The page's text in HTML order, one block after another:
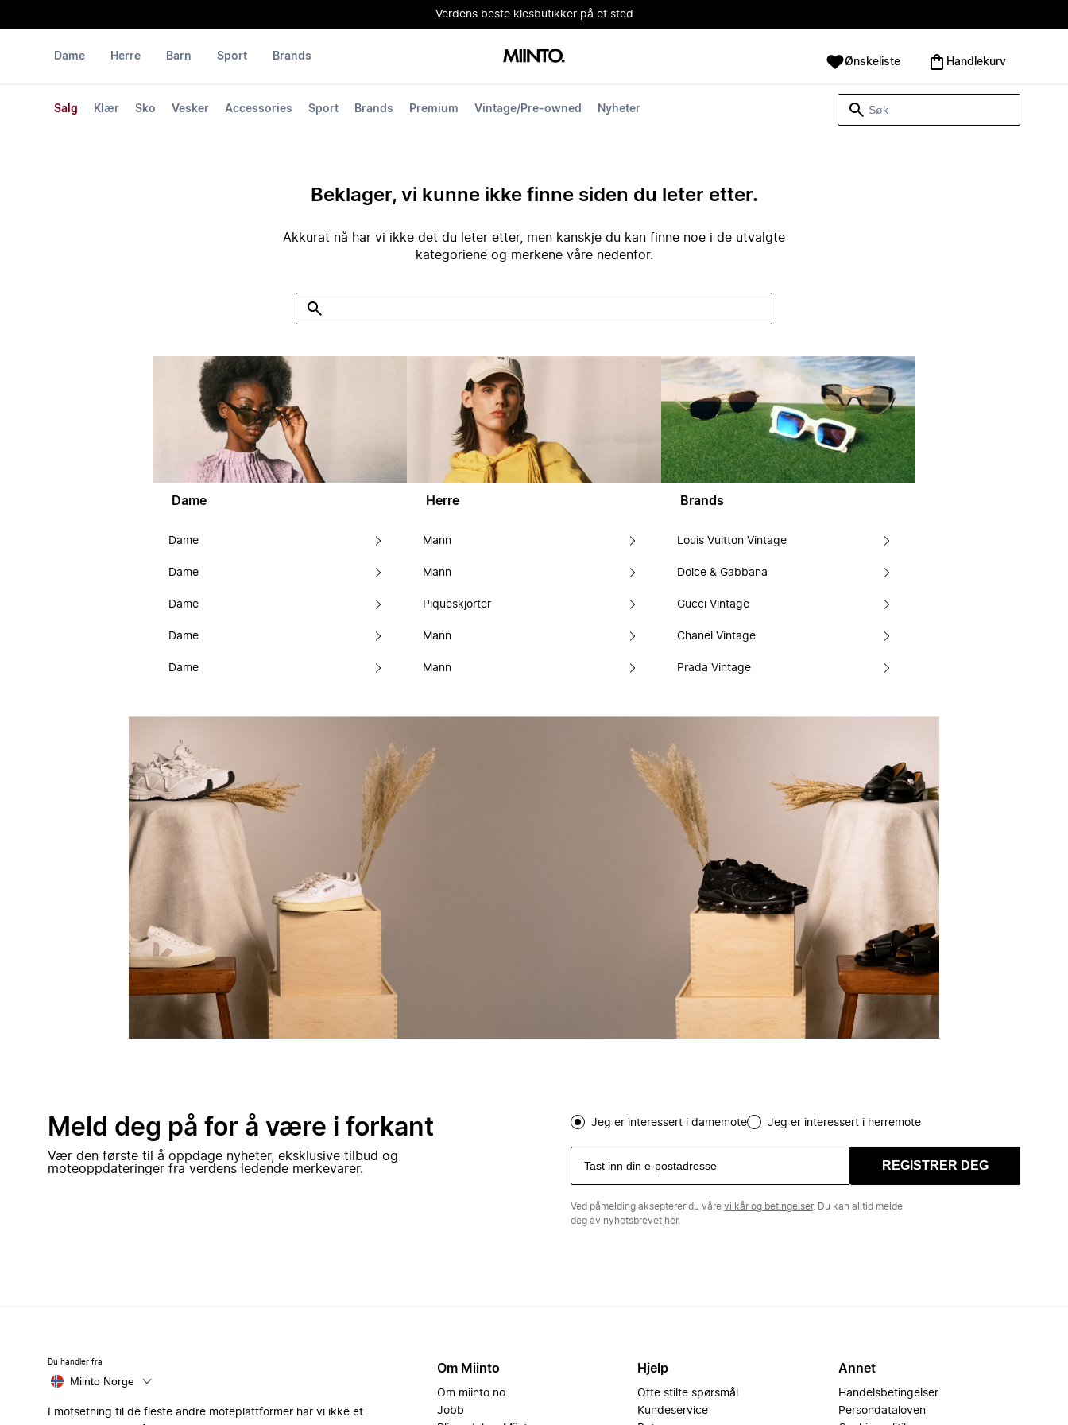
Verdens beste klesbutikker på et sted
Dame
Salg Klær Sko Vesker Accessories Sport Brands Premium Vintage/Pre-owned Nyheter
Herre Barn Sport Brands Ønskeliste Handlekurv
Beklager, vi kunne ikke finne siden du leter etter.
Akkurat nå har vi ikke det du leter etter, men kanskje du kan finne noe i de utvalgte
kategoriene og merkene våre nedenfor.
Dame
Dame
Dame
Dame
Dame
Dame
Herre
Mann
Mann
Piqueskjorter
Mann
Mann
Brands
Louis Vuitton Vintage
Dolce & Gabbana
Gucci Vintage
Chanel Vintage
Prada Vintage
Meld deg på for å være i forkant
Vær den første til å oppdage nyheter, eksklusive tilbud og
moteoppdateringer fra verdens ledende merkevarer.
Jeg er interessert i damemote Jeg er interessert i herremote
REGISTRER DEG
Ved påmelding aksepterer du våre vilkår og betingelser. Du kan alltid melde
deg av nyhetsbrevet her.
Du handler fra
Miinto Norge
I motsetning til de fleste andre moteplattformer har vi ikke et
Om Miinto
Om miinto.no
Jobb
Hjelp
Ofte stilte spørsmål
Kundeservice
Annet
Handelsbetingelser
Persondataloven